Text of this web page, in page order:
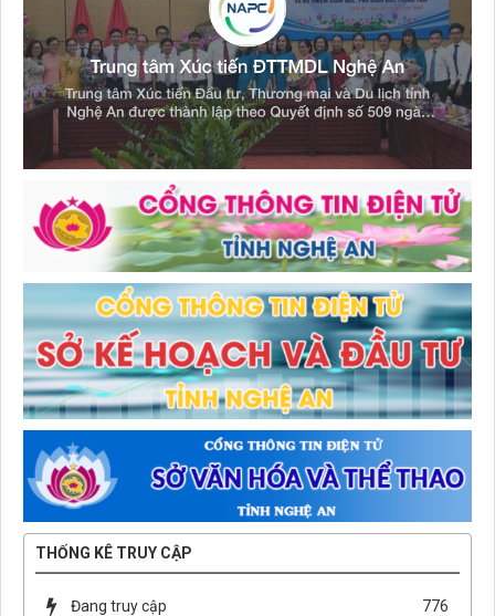
THỐNG KÊ TRUY CẬP
Đang truy cập 776